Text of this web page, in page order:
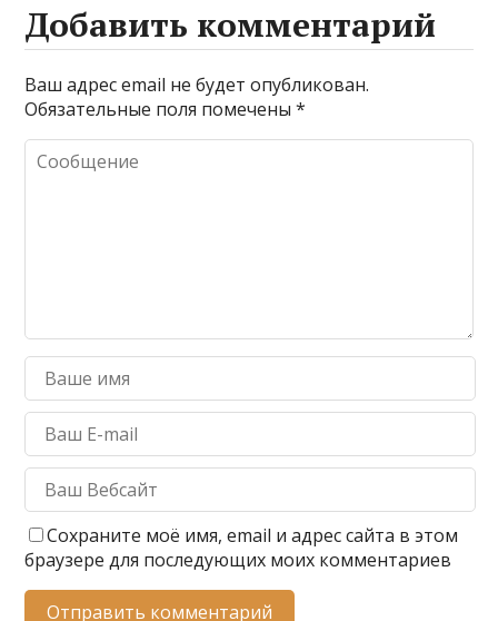
Добавить комментарий
Ваш адрес email не будет опубликован.
Обязательные поля помечены*
Сохраните моё имя, email и адрес сайта в этом
браузере для последующих моих комментариев